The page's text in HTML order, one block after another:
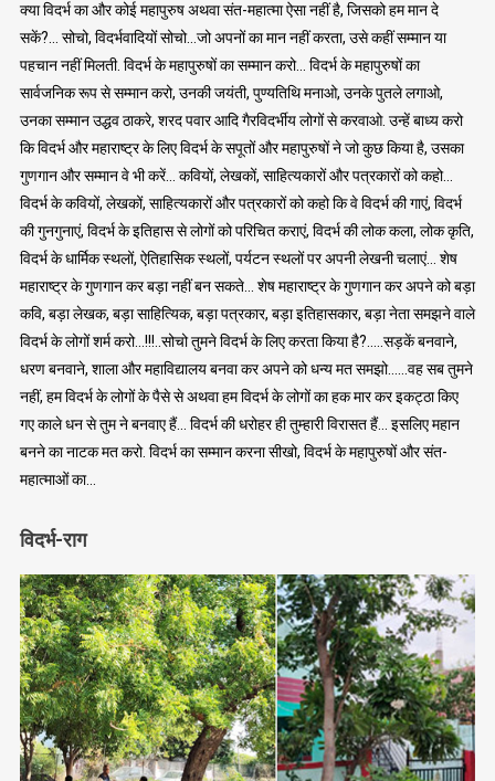
क्या विदर्भ का और कोई महापुरुष अथवा संत-महात्मा ऐसा नहीं है, जिसको हम मान दे
सकें?… सोचो, विदर्भवादियों सोचो…जो अपनों का मान नहीं करता, उसे कहीं सम्मान या
पहचान नहीं मिलती. विदर्भ के महापुरुषों का सम्मान करो… विदर्भ के महापुरुषों का
सार्वजनिक रूप से सम्मान करो, उनकी जयंती, पुण्यतिथि मनाओ, उनके पुतले लगाओ,
उनका सम्मान उद्धव ठाकरे, शरद पवार आदि गैरविदर्भीय लोगों से करवाओ. उन्हें बाध्य करो
कि विदर्भ और महाराष्ट्र के लिए विदर्भ के सपूतों और महापुरुषों ने जो कुछ किया है, उसका
गुणगान और सम्मान वे भी करें… कवियों, लेखकों, साहित्यकारों और पत्रकारों को कहो…
विदर्भ के कवियों, लेखकों, साहित्यकारों और पत्रकारों को कहो कि वे विदर्भ की गाएं, विदर्भ
की गुनगुनाएं, विदर्भ के इतिहास से लोगों को परिचित कराएं, विदर्भ की लोक कला, लोक कृति,
विदर्भ के धार्मिक स्थलों, ऐतिहासिक स्थलों, पर्यटन स्थलों पर अपनी लेखनी चलाएं… शेष
महाराष्ट्र के गुणगान कर बड़ा नहीं बन सकते… शेष महाराष्ट्र के गुणगान कर अपने को बड़ा
कवि, बड़ा लेखक, बड़ा साहित्यिक, बड़ा पत्रकार, बड़ा इतिहासकार, बड़ा नेता समझने वाले
विदर्भ के लोगों शर्म करो…!!!..सोचो तुमने विदर्भ के लिए करता किया है?…..सड़कें बनवाने,
धरण बनवाने, शाला और महाविद्यालय बनवा कर अपने को धन्य मत समझो……वह सब तुमने
नहीं, हम विदर्भ के लोगों के पैसे से अथवा हम विदर्भ के लोगों का हक मार कर इकट्ठा किए
गए काले धन से तुम ने बनवाए हैं… विदर्भ की धरोहर ही तुम्हारी विरासत हैं… इसलिए महान
बनने का नाटक मत करो. विदर्भ का सम्मान करना सीखो, विदर्भ के महापुरुषों और संत-
महात्माओं का…
विदर्भ-राग